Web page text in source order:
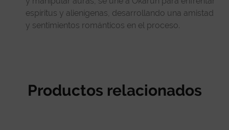
espíritus y alienígenas, desarrollando una amistad
y sentimientos románticos en el proceso.
Productos relacionados